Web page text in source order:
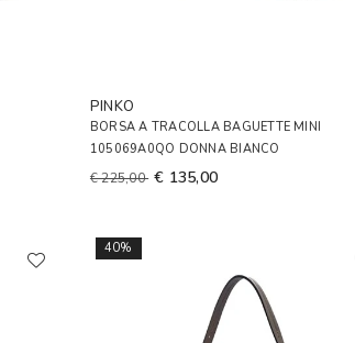
PINKO
BORSA A TRACOLLA BAGUETTE MINI
105069A0QO DONNA BIANCO
€ 225,00 € 135,00
40%